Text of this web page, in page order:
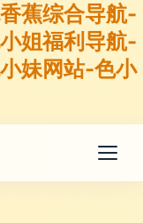
蕉综合导航-
姐福利导航-
妹网站-色小